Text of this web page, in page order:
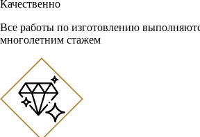
Качественно
Все работы по изготовлению
многолетним стажем